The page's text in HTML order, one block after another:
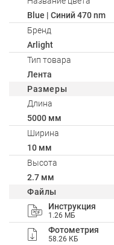
Blue | Синий 470 nm
Бренд
Arlight
Тип товара
Лента
Размеры
Длина
5000 мм
Ширина
10 мм
Высота
2.7 мм
Файлы
Инструкция
1.26 МБ
Фотометрия
58.26 КБ